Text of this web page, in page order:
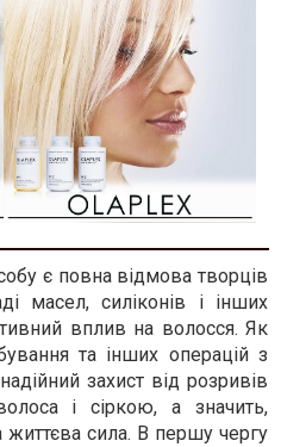
є повна відмова творців
масел, силіконів і інших
вплив на волосся. Як
та інших операцій з
захист від розривів
і сіркою, а значить,
життєва сила. В першу чергу